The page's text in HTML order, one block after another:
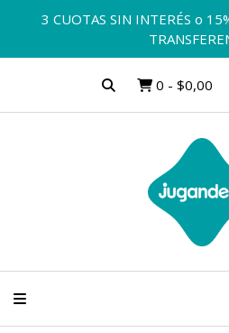
3 CUOTAS SIN INTERÉS o
0 - $0,00